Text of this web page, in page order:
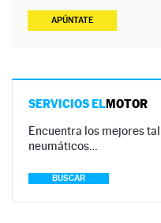
APÚNTATE
SERVICIOS ELMOTOR
Encuentra los mejores
neumáticos…
BUSCAR